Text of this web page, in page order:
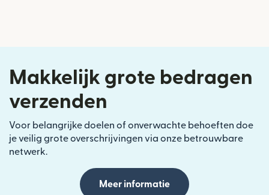
Makkelijk grote bedragen
verzenden
Voor belangrijke doelen of onverwachte behoeften doe
je veilig grote overschrijvingen via onze betrouwbare
netwerk.
Meer informatie